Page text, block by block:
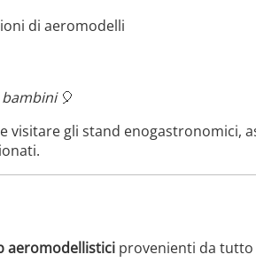
di aeromodelli
🎈
visitare gli stand enogastronomici,
aeromodellistici provenienti da tutto